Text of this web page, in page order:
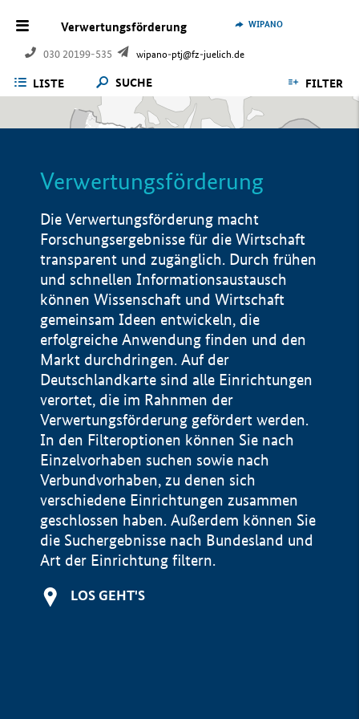
Verwertungsförderung
030 20199-535 wipano-ptj@fz-juelich.de
WIPANO
LISTE SUCHE FILTER
Verwertungsförderung
Die Verwertungsförderung macht
Forschungsergebnisse für die Wirtschaft
transparent und zugänglich. Durch frühen
und schnellen Informationsaustausch
können Wissenschaft und Wirtschaft
gemeinsam Ideen entwickeln, die
erfolgreiche Anwendung finden und den
Markt durchdringen. Auf der
Deutschlandkarte sind alle Einrichtungen
verortet, die im Rahnmen der
Verwertungsförderung gefördert werden.
In den Filteroptionen können Sie nach
Einzelvorhaben suchen sowie nach
Verbundvorhaben, zu denen sich
verschiedene Einrichtungen zusammen
geschlossen haben. Außerdem können Sie
die Suchergebnisse nach Bundesland und
Art der Einrichtung filtern.
LOS GEHT'S